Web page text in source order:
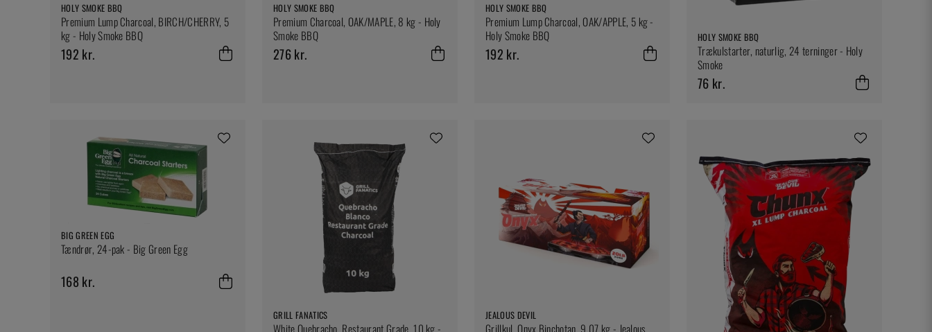
HOLY SMOKE BBQ
Premium Lump Charcoal, BIRCH/CHERRY, 5
kg - Holy Smoke BBQ
192 kr.
HOLY SMOKE BBQ
Premium Charcoal, OAK/MAPLE, 8 kg - Holy
Smoke BBQ
276 kr.
HOLY SMOKE BBQ
Premium Lump Charcoal, OAK/APPLE, 5 kg -
Holy Smoke BBQ
192 kr.
HOLY SMOKE BBQ
Trækulstarter, naturlig, 24 terninger - Holy
Smoke
76 kr.
BIG GREEN EGG
Tændrør, 24-pak - Big Green Egg
168 kr.
GRILL FANATICS
White Quebracho, Restaurant Grade, 10 kg -
JEALOUS DEVIL
Grillkul, Onyx Binchotan, 9,07 kg - Jealous